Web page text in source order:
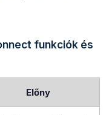
funkciók és
Előny